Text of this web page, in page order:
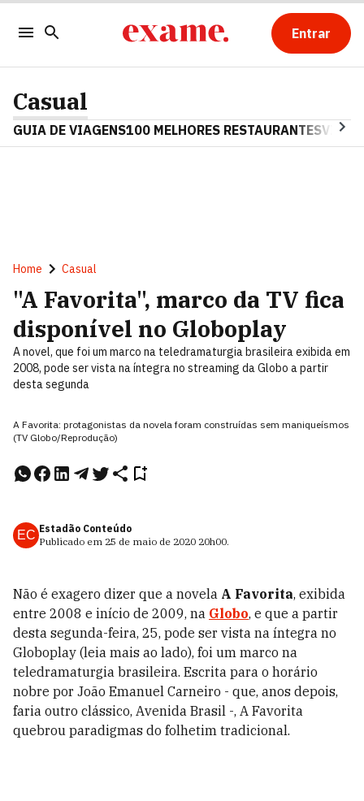
Entrar
Casual
GUIA DE VIAGENS100 MELHORES RESTAURANTES
Home Casual
"A Favorita", marco da TV fica
disponível no Globoplay
A novel, que foi um marco na teledramaturgia brasileira exibida em
2008, pode ser vista na íntegra no streaming da Globo a partir
desta segunda
A Favorita: protagonistas da novela foram construídas sem maniqueísmos
(TV Globo/Reprodução)
EC Estadão Conteúdo
Publicado em 25 de maio de 2020 20h00.
Não é exagero dizer que a novela A Favorita, exibida
entre 2008 e início de 2009, na Globo, e que a partir
desta segunda-feira, 25, pode ser vista na íntegra no
Globoplay (leia mais ao lado), foi um marco na
teledramaturgia brasileira. Escrita para o horário
nobre por João Emanuel Carneiro - que, anos depois,
faria outro clássico, Avenida Brasil -, A Favorita
quebrou paradigmas do folhetim tradicional.